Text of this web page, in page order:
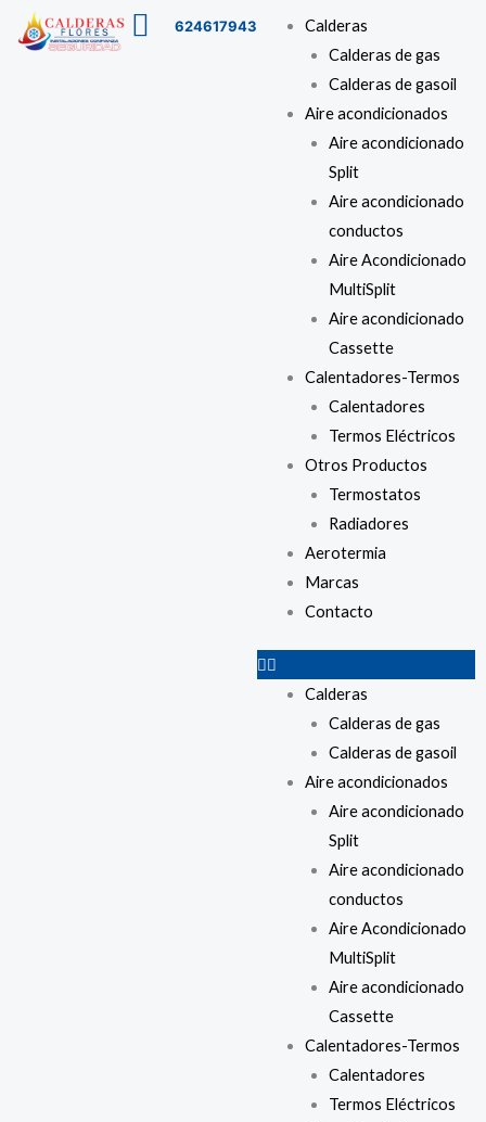
624617943
Calderas
Calderas de gas
Calderas de gasoil
Aire acondicionados
Aire acondicionado
Split
Aire acondicionado
conductos
Aire Acondicionado
MultiSplit
Aire acondicionado
Cassette
Calentadores-Termos
Calentadores
Termos Eléctricos
Otros Productos
Termostatos
Radiadores
Aerotermia
Marcas
Contacto
Menú
Calderas
Calderas de gas
Calderas de gasoil
Aire acondicionados
Aire acondicionado
Split
Aire acondicionado
conductos
Aire Acondicionado
MultiSplit
Aire acondicionado
Cassette
Calentadores-Termos
Calentadores
Termos Eléctricos
Buscar
…